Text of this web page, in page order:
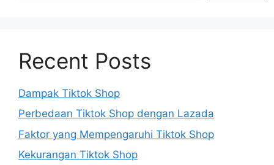
Recent Posts
Dampak Tiktok Shop
Perbedaan Tiktok Shop dengan Lazada
Faktor yang Mempengaruhi Tiktok Shop
Kekurangan Tiktok Shop